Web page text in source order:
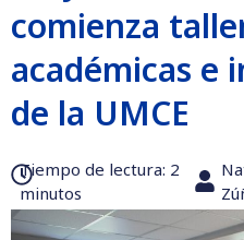
comienza
académicas e
de la UMCE
Tiempo de lectura:‎ 2
minutos